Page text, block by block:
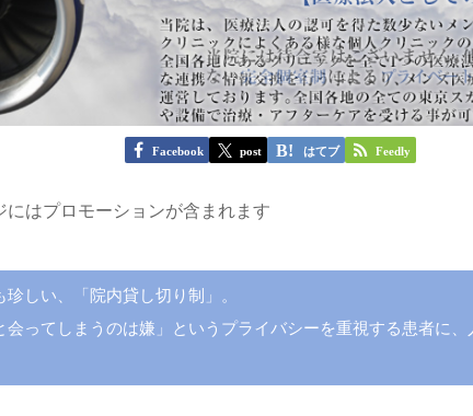
Facebook post はてブ Feedly
はプロモーションが含まれます
珍しい、「院内貸し切り制」。
会ってしまうのは嫌」というプライバシーを重視する患者に